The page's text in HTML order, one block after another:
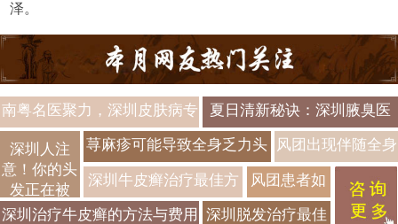
泽。
南粤名医聚力，深圳皮肤病专
科破解难愈性皮肤难题
夏日清新秘诀：深圳腋臭医
院引进国际先进技术，轻松
去味不留痕
深圳人注
意！你的头
发正在被
996“薅”走
荨麻疹可能导致全身乏力头
晕吗？全身症状
风团出现伴随全身
不适是否属于紧急
情况？
深圳牛皮癣治疗最佳方
法及2026医院推荐
风团患者如
何在日常生
深圳治疗牛皮癣的方法与费用
深圳脱发治疗最佳